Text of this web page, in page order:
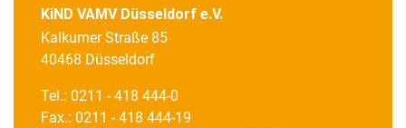
KiND VAMV Düsseldorf e.V.
Kalkumer Straße 85
40468 Düsseldorf
Tel.: 0211 - 418 444-0
Fax.: 0211 - 418 444-19